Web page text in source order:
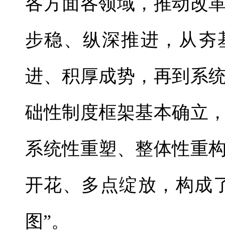
步稳、纵深推进，从
进、积厚成势，再到系
础性制度框架基本确立
系统性重塑、整体性重
开花、多点绽放，构成
图”。